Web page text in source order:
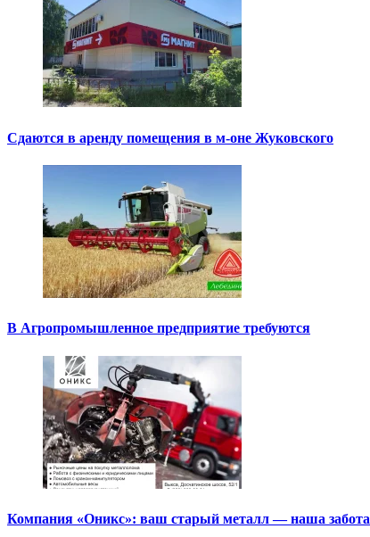
Сдаются в аренду помещения в м-оне Жуковского
В Агропромышленное предприятие требуются
Компания «Оникс»: ваш старый металл — наша забота